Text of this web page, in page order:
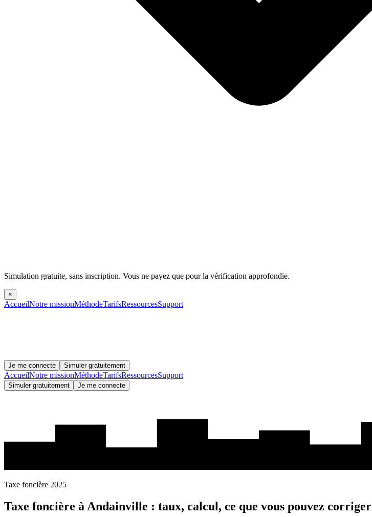
Simulation gratuite, sans inscription. Vous ne payez que pour la vérification approfondie.
×
AccueilNotre missionMéthodeTarifsRessourcesSupport
Je me connecte Simuler gratuitement
AccueilNotre missionMéthodeTarifsRessourcesSupport
Simuler gratuitement Je me connecte
Taxe foncière 2025
Taxe foncière à Andainville : taux, calcul, ce que vous pouvez corriger